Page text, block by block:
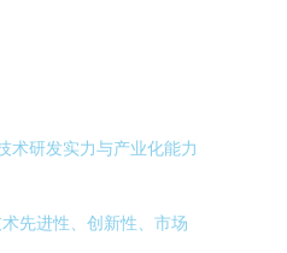
术研发实力与产业化能力
先进性、创新性、市场